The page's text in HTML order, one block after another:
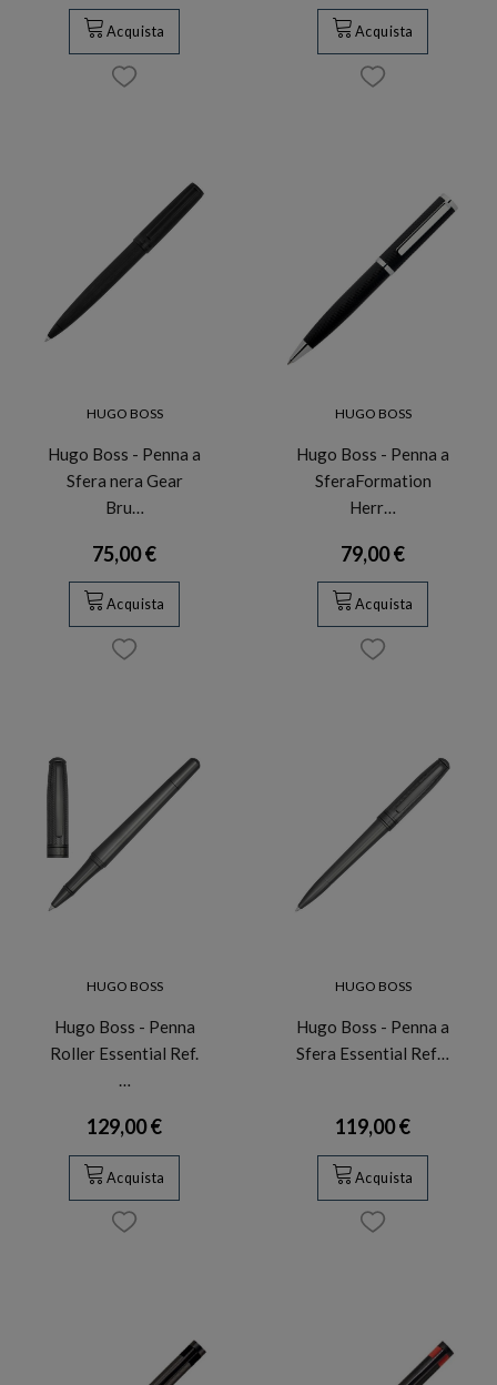
Acquista Acquista
HUGO BOSS
Hugo Boss - Penna a
Sfera nera Gear
Bru…
75,00 €
Acquista
HUGO BOSS
Hugo Boss - Penna a
SferaFormation
Herr…
79,00 €
Acquista
HUGO BOSS
Hugo Boss - Penna
Roller Essential Ref.
…
129,00 €
Acquista
HUGO BOSS
Hugo Boss - Penna a
Sfera Essential Ref…
119,00 €
Acquista